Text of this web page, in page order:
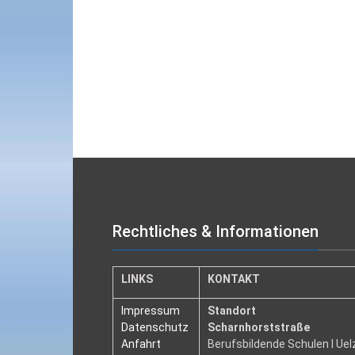
Rechtliches & Informationen
LINKS KONTAKT
Impressum
Datenschutz
Anfahrt
Standort
Scharnhorststraße
Berufsbildende Schulen I